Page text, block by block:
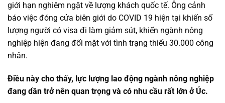
giới hạn nghiêm ngặt về lượng khách quốc tế. Ông cảnh
báo việc đóng cửa biên giới do COVID 19 hiện tại khiến số
lượng người có visa đi làm giảm sút, khiến ngành nông
nghiệp hiện đang đối mặt với tình trạng thiếu 30.000 công
nhân.
Điều này cho thấy, lực lượng lao động ngành nông nghiệp
đang dần trở nên quan trọng và có nhu cầu rất lớn ở Úc.